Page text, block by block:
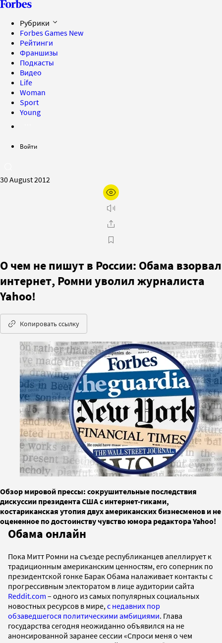
Рубрики
Forbes Games New
Рейтинги
Франшизы
Подкасты
Видео
Life
Woman
Sport
Young
Войти
30 August 2012
О чем не пишут в России: Обама взорвал
интернет, Ромни уволил журналиста
Yahoo!
Копировать ссылку
Обзор мировой прессы: сокрушительные последствия
дискуссии президента США с интернет-гиками,
костариканская утопия двух американских бизнесменов и не
оцененное по достоинству чувство юмора редактора Yahoo!
Обама онлайн
Пока Митт Ромни на съезде республиканцев апеллирует к
традиционным американским ценностям, его соперник по
президентской гонке Барак Обама налаживает контакты с
прогрессивным электоратом в лице аудитории сайта
Reddit.com – одного из самых популярных социальных
новостных ресурсов в мире, с недавних пор
обзаведшегося политическими амбициями. Глава
государства сегодня неожиданно объявился на не
анонсированной заранее сессии «Спроси меня о чем